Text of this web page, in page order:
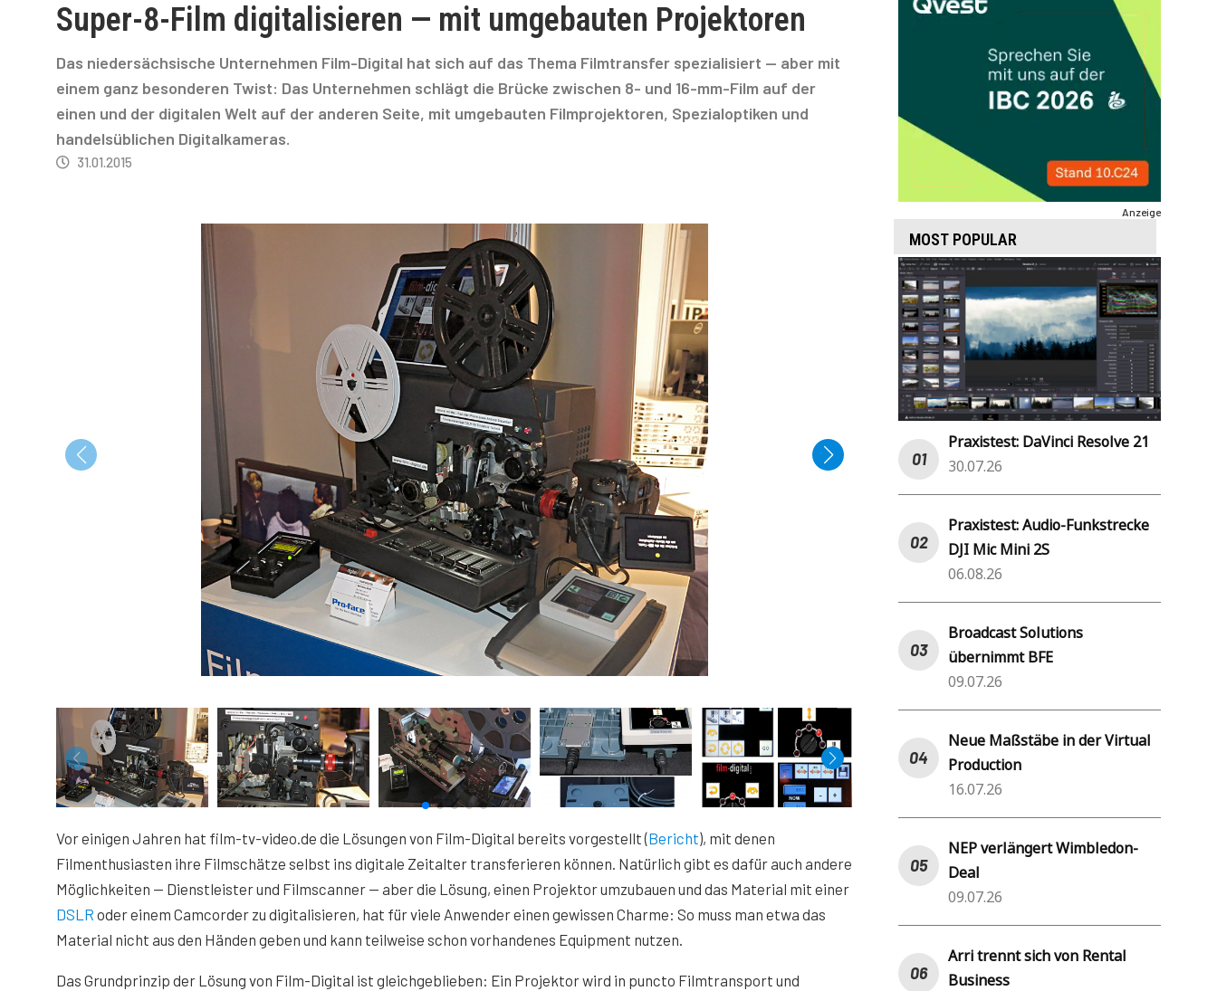
Super-8-Film digitalisieren — mit umgebauten Projektoren
Das niedersächsische Unternehmen Film-Digital hat sich auf das Thema Filmtransfer spezialisiert — aber mit
einem ganz besonderen Twist: Das Unternehmen schlägt die Brücke zwischen 8- und 16-mm-Film auf der
einen und der digitalen Welt auf der anderen Seite, mit umgebauten Filmprojektoren, Spezialoptiken und
handelsüblichen Digitalkameras.
31.01.2015
Vor einigen Jahren hat film-tv-video.de die Lösungen von Film-Digital bereits vorgestellt (Bericht), mit denen
Filmenthusiasten ihre Filmschätze selbst ins digitale Zeitalter transferieren können. Natürlich gibt es dafür auch andere
Möglichkeiten — Dienstleister und Filmscanner — aber die Lösung, einen Projektor umzubauen und das Material mit einer
DSLR oder einem Camcorder zu digitalisieren, hat für viele Anwender einen gewissen Charme: So muss man etwa das
Material nicht aus den Händen geben und kann teilweise schon vorhandenes Equipment nutzen.
Das Grundprinzip der Lösung von Film-Digital ist gleichgeblieben: Ein Projektor wird in puncto Filmtransport und
Anzeige
MOST POPULAR
Praxistest: DaVinci Resolve 21
30.07.26
Praxistest: Audio-Funkstrecke
DJI Mic Mini 2S
06.08.26
Broadcast Solutions
übernimmt BFE
09.07.26
Neue Maßstäbe in der Virtual
Production
16.07.26
NEP verlängert Wimbledon-
Deal
09.07.26
Arri trennt sich von Rental
Business